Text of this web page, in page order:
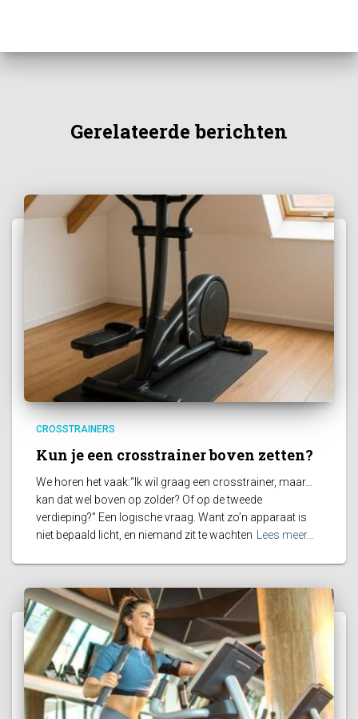
Gerelateerde berichten
CROSSTRAINERS
Kun je een crosstrainer boven zetten?
We horen het vaak:“Ik wil graag een crosstrainer, maar…
kan dat wel boven op zolder? Of op de tweede
verdieping?” Een logische vraag. Want zo’n apparaat is
niet bepaald licht, en niemand zit te wachten
Lees meer…